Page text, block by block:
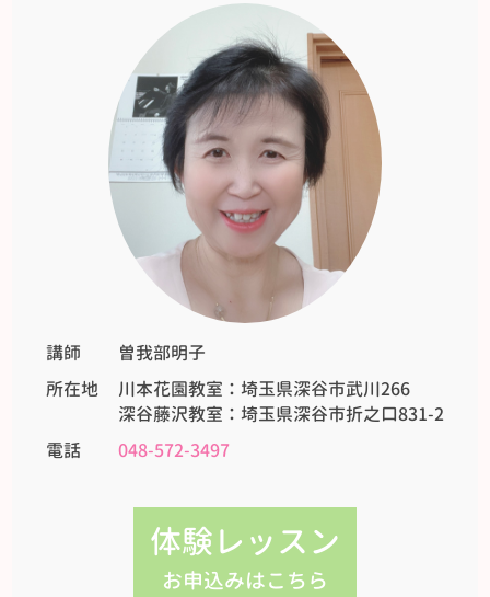
講師
曽我部明子
所在地
川本花園教室：埼玉県深谷市武川266
深谷藤沢教室：埼玉県深谷市折之口831-2
電話
048-572-3497
体験レッスン
お申込みはこちら